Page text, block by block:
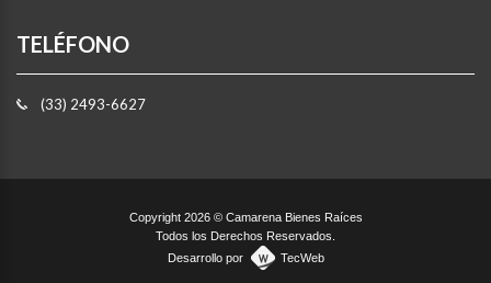
TELÉFONO
(33) 2493-6627
Copyright 2026 © Camarena Bienes Raíces
Todos los Derechos Reservados.
Desarrollo por
TecWeb